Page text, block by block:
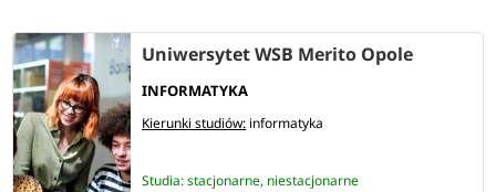
Uniwersytet WSB Merito Opole
INFORMATYKA
Kierunki studiów: informatyka
Studia: stacjonarne, niestacjonarne